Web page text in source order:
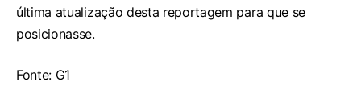
última atualização desta reportagem para que se
posicionasse.
Fonte: G1